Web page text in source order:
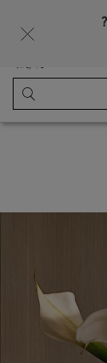
סל קניות